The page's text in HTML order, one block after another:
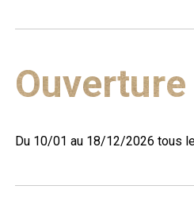
Ouverture
Du 10/01 au 18/12/2026 tous